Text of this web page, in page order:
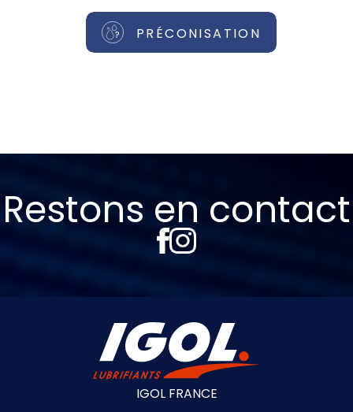
PRÉCONISATION
Restons en contact
IGOL FRANCE